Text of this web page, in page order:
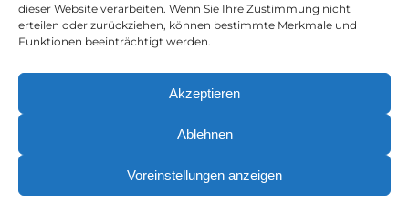
dieser Website verarbeiten. Wenn Sie Ihre Zustimmung nicht
erteilen oder zurückziehen, können bestimmte Merkmale und
Funktionen beeinträchtigt werden.
Akzeptieren
Ablehnen
Voreinstellungen anzeigen
kowalke